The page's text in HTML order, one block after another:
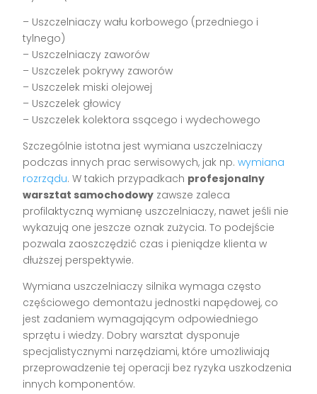
– Uszczelniaczy wału korbowego (przedniego i
tylnego)
– Uszczelniaczy zaworów
– Uszczelek pokrywy zaworów
– Uszczelek miski olejowej
– Uszczelek głowicy
– Uszczelek kolektora ssącego i wydechowego
Szczególnie istotna jest wymiana uszczelniaczy
podczas innych prac serwisowych, jak np.wymiana
rozrządu. W takich przypadkach profesjonalny
warsztat samochodowy zawsze zaleca
profilaktyczną wymianę uszczelniaczy, nawet jeśli nie
wykazują one jeszcze oznak zużycia. To podejście
pozwala zaoszczędzić czas i pieniądze klienta w
dłuższej perspektywie.
Wymiana uszczelniaczy silnika wymaga często
częściowego demontażu jednostki napędowej, co
jest zadaniem wymagającym odpowiedniego
sprzętu i wiedzy. Dobry warsztat dysponuje
specjalistycznymi narzędziami, które umożliwiają
przeprowadzenie tej operacji bez ryzyka uszkodzenia
innych komponentów.